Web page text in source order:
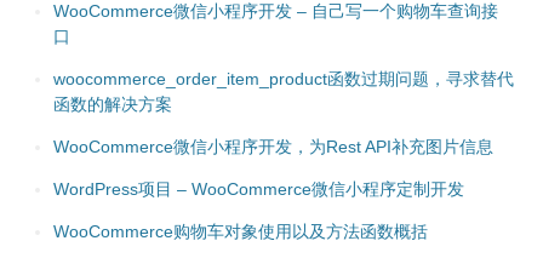
WooCommerce微信小程序开发 – 自己写一个购物车查询接
口
woocommerce_order_item_product函数过期问题，寻求替代
函数的解决方案
WooCommerce微信小程序开发，为Rest API补充图片信息
WordPress项目 – WooCommerce微信小程序定制开发
WooCommerce购物车对象使用以及方法函数概括